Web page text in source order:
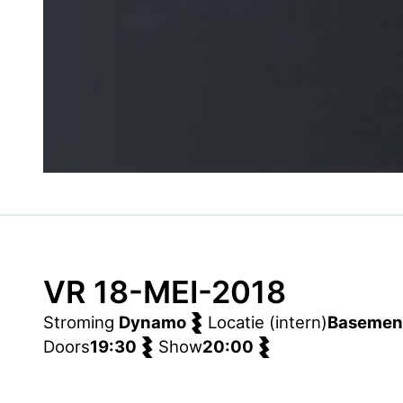
VR 18-MEI-2018
Stroming Dynamo Locatie (intern)
Doors19:30 Show20:00